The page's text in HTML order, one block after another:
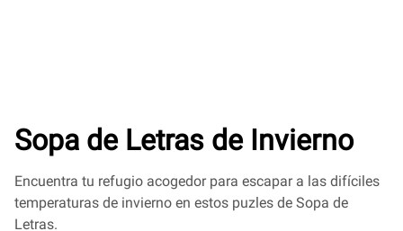
Sopa de Letras de Invierno
Encuentra tu refugio acogedor para escapar a las difíciles
temperaturas de invierno en estos puzles de Sopa de
Letras.